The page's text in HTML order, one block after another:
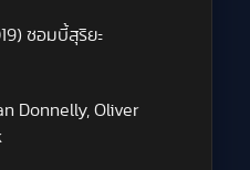
ซอมบี้สุริยะ
Donnelly, Oliver